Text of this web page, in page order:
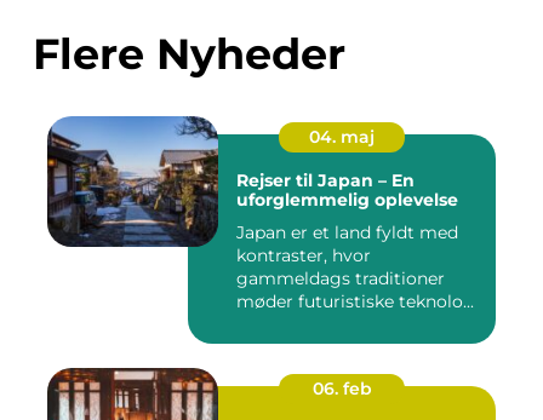
Flere Nyheder
04. maj
Rejser til Japan – En
uforglemmelig oplevelse
Japan er et land fyldt med
kontraster, hvor
gammeldags traditioner
møder futuristiske teknolo...
06. feb